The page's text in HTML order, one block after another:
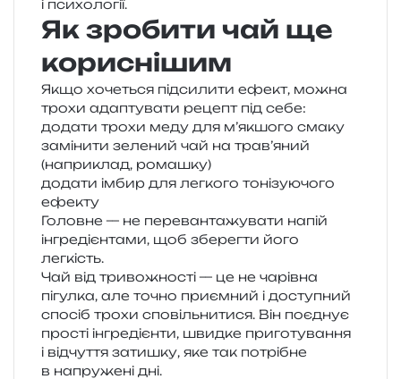
і психології.
Як зробити чай ще
кориснішим
Якщо хоче­ться під­си­ли­ти ефект, можна
трохи ада­пту­ва­ти рецепт під себе:
дода­ти трохи меду для м’якшого смаку
замі­ни­ти зеле­ний чай на трав’яний
(напри­клад, ромашку)
дода­ти імбир для лег­ко­го тоні­зу­ю­чо­го
ефекту
Головне — не пере­ван­та­жу­ва­ти напій
інгре­ді­єн­та­ми, щоб збе­рег­ти його
легкість.
Чай від три­во­жно­сті — це не чарів­на
пігул­ка, але точно при­єм­ний і досту­пний
спо­сіб трохи спо­віль­ни­ти­ся. Він поєд­нує
про­сті інгре­ді­єн­ти, швид­ке при­го­ту­ва­н­ня
і від­чу­т­тя зати­шку, яке так потрі­бне
в напру­же­ні дні.